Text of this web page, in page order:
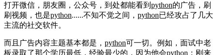
打开微信，朋友圈，公众号，到处都能看到 python的广告，刷
刷视频，也是python......不知不觉之间， python已经攻占了几大
主流的社交软件。
而且广告内容主题基本都是， python可一切。例如，面试中老
板录取了那个学历最低，经验最少的，因为他会python ；刚来